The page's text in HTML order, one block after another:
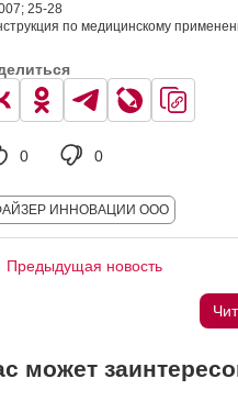
25-28
по медицинскому
0 0
ИННОВАЦИИ ООО
Предыдущая новость
может